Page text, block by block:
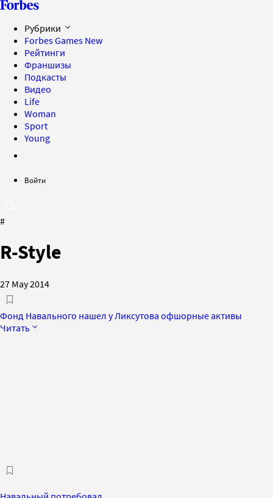
Рубрики
Forbes Games New
Рейтинги
Франшизы
Подкасты
Видео
Life
Woman
Sport
Young
Войти
#
R-Style
27 May 2014
Фонд Навального нашел у Ликсутова офшорные активы
Читать